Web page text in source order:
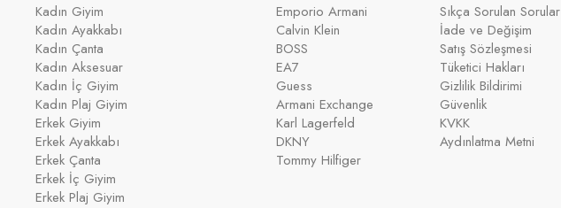
Kadın Giyim
Kadın Ayakkabı
Kadın Çanta
Kadın Aksesuar
Kadın İç Giyim
Kadın Plaj Giyim
Erkek Giyim
Erkek Ayakkabı
Erkek Çanta
Erkek İç Giyim
Erkek Plaj Giyim
Emporio Armani
Calvin Klein
BOSS
EA7
Guess
Armani Exchange
Karl Lagerfeld
DKNY
Tommy Hilfiger
Sıkça Sorulan Sorular
İade ve Değişim
Satış Sözleşmesi
Tüketici Hakları
Gizlilik Bildirimi
Güvenlik
KVKK
Aydınlatma Metni